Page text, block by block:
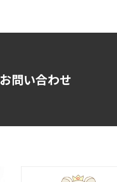
お問い合わせ